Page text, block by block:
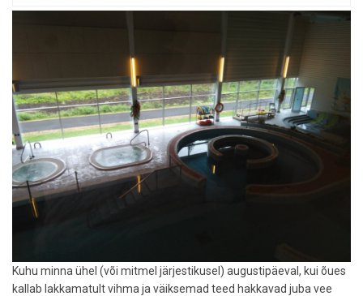
seenemetsades
Kuhu minna ühel (või mitmel järjestikusel) augustipäeval, kui õues
kallab lakkamatult vihma ja väiksemad teed hakkavad juba vee